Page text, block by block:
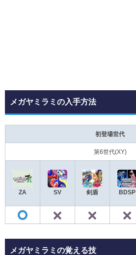
メガヤミラミの入手方法
初登場世代
第6世代(XY)
ZA SV 剣盾 BDSP
メガヤミラミの覚える技